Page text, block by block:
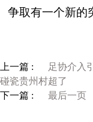
争取有一个新的
上一篇 :
足协介入
碰瓷贵州村超了
下一篇 :
最后一页